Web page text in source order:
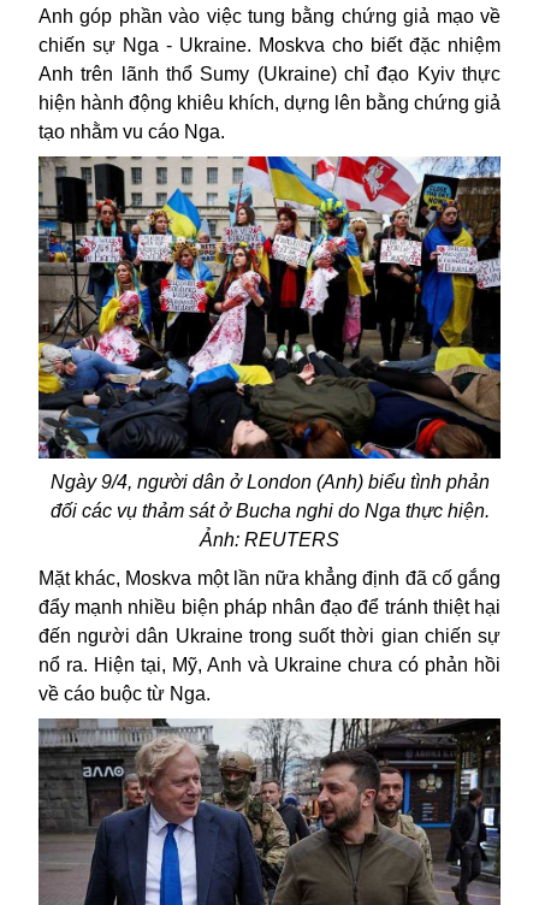
Anh góp phần vào việc tung bằng chứng giả mạo về
chiến sự Nga - Ukraine. Moskva cho biết đặc nhiệm
Anh trên lãnh thổ Sumy (Ukraine) chỉ đạo Kyiv thực
hiện hành động khiêu khích, dựng lên bằng chứng giả
tạo nhằm vu cáo Nga.
Ngày 9/4, người dân ở London (Anh) biểu tình phản
đối các vụ thảm sát ở Bucha nghi do Nga thực hiện.
Ảnh: REUTERS
Mặt khác, Moskva một lần nữa khẳng định đã cố gắng
đẩy mạnh nhiều biện pháp nhân đạo để tránh thiệt hại
đến người dân Ukraine trong suốt thời gian chiến sự
nổ ra. Hiện tại, Mỹ, Anh và Ukraine chưa có phản hồi
về cáo buộc từ Nga.